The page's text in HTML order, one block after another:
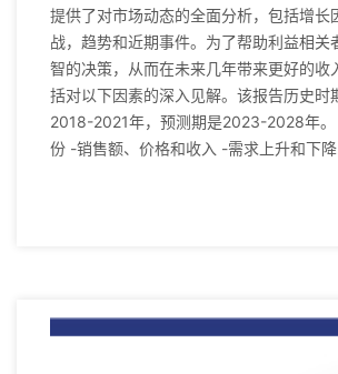
提供了对市场动态的全面分析，包括增长
战，趋势和近期事件。为了帮助利益相关
智的决策，从而在未来几年带来更好的收
括对以下因素的深入见解。该报告历史时
2018-2021年，预测期是2023-2028年
份 -销售额、价格和收入 -需求上升和下